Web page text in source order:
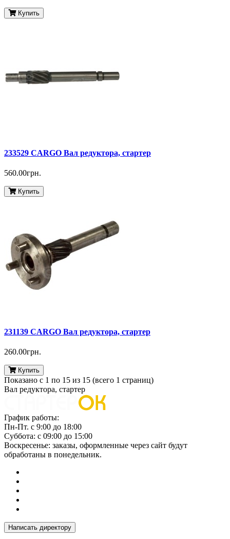
Купить
233529 CARGO Вал редуктора, стартер
560.00грн.
Купить
231139 CARGO Вал редуктора, стартер
260.00грн.
Купить
Показано с 1 по 15 из 15 (всего 1 страниц)
Вал редуктора, стартер
График работы:
Пн-Пт. с 9:00 до 18:00
Суббота: с 09:00 до 15:00
Воскресенье: заказы, оформленные через сайт будут
обработаны в понедельник.
Написать директору